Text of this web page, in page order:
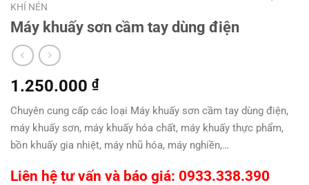
KHÍ NÉN
Máy khuấy sơn cầm tay dùng điện
1.250.000 ₫
Chuyên cung cấp các loại Máy khuấy sơn cầm tay dùng điện,
máy khuấy sơn, máy khuấy hóa chất, máy khuấy thực phẩm,
bồn khuấy gia nhiệt, máy nhũ hóa, máy nghiền,…
Liên hệ tư vấn và báo giá: 0933.338.390